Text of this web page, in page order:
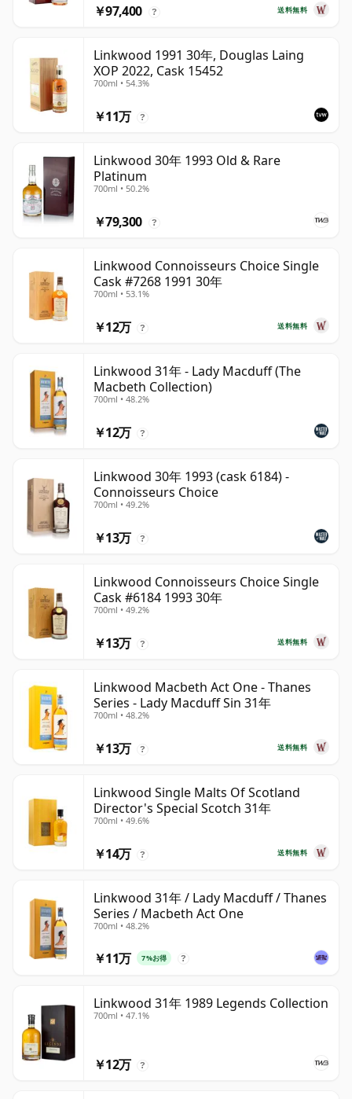
送料無料
￥97,400 ?
Linkwood 1991 30年, Douglas Laing
XOP 2022, Cask 15452
700ml • 54.3%
￥11万 ?
Linkwood 30年 1993 Old & Rare
Platinum
700ml • 50.2%
￥79,300 ?
Linkwood Connoisseurs Choice Single
Cask #7268 1991 30年
700ml • 53.1%
送料無料
￥12万 ?
Linkwood 31年 - Lady Macduff (The
Macbeth Collection)
700ml • 48.2%
￥12万 ?
Linkwood 30年 1993 (cask 6184) -
Connoisseurs Choice
700ml • 49.2%
￥13万 ?
Linkwood Connoisseurs Choice Single
Cask #6184 1993 30年
700ml • 49.2%
送料無料
￥13万 ?
Linkwood Macbeth Act One - Thanes
Series - Lady Macduff Sin 31年
700ml • 48.2%
送料無料
￥13万 ?
Linkwood Single Malts Of Scotland
Director's Special Scotch 31年
700ml • 49.6%
送料無料
￥14万 ?
Linkwood 31年 / Lady Macduff / Thanes
Series / Macbeth Act One
700ml • 48.2%
￥11万 7%お得 ?
Linkwood 31年 1989 Legends Collection
700ml • 47.1%
￥12万 ?